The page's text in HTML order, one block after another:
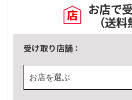
お店で
（送料
受け取り店舗：
お店を選ぶ